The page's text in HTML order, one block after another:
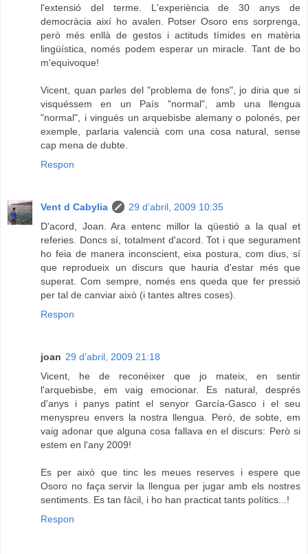
l'extensió del terme. L'experiència de 30 anys de
democràcia així ho avalen. Potser Osoro ens sorprenga,
però més enllà de gestos i actituds tímides en matèria
lingüística, només podem esperar un miracle. Tant de bo
m'equivoque!
Vicent, quan parles del "problema de fons", jo diria que si
visquéssem en un País "normal", amb una llengua
"normal", i vingués un arquebisbe alemany o polonés, per
exemple, parlaria valencià com una cosa natural, sense
cap mena de dubte.
Respon
Vent d Cabylia
29 d’abril, 2009 10:35
D'acord, Joan. Ara entenc millor la qüestió a la qual et
referies. Doncs sí, totalment d'acord. Tot i que segurament
ho feia de manera inconscient, eixa postura, com dius, sí
que reprodueix un discurs que hauria d'estar més que
superat. Com sempre, només ens queda que fer pressió
per tal de canviar això (i tantes altres coses).
Respon
joan 29 d’abril, 2009 21:18
Vicent, he de reconéixer que jo mateix, en sentir
l'arquebisbe, em vaig emocionar. Es natural, després
d'anys i panys patint el senyor García-Gasco i el seu
menyspreu envers la nostra llengua. Però, de sobte, em
vaig adonar que alguna cosa fallava en el discurs: Però si
estem en l'any 2009!
Es per això que tinc les meues reserves i espere que
Osoro no faça servir la llengua per jugar amb els nostres
sentiments. Es tan fàcil, i ho han practicat tants polítics...!
Respon